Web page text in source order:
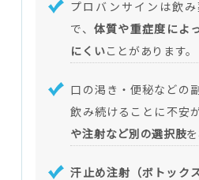
プロバンサインは飲み
で、 体質や重症度によ
にくいことがあります。
口の渇き・便秘などの
飲み続けることに不安
や注射など別の選択肢
汗止め注射（ボトックス